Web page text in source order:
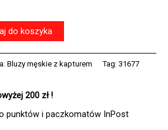
do koszyka
Bluzy męskie z kapturem Tag: 31677
200 zł !
punktów i paczkomatów InPost